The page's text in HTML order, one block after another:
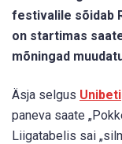
festivalile sõidab
on startimas
mõningad
Äsja selgus Unibeti
paneva saate
Liigatabelis sai